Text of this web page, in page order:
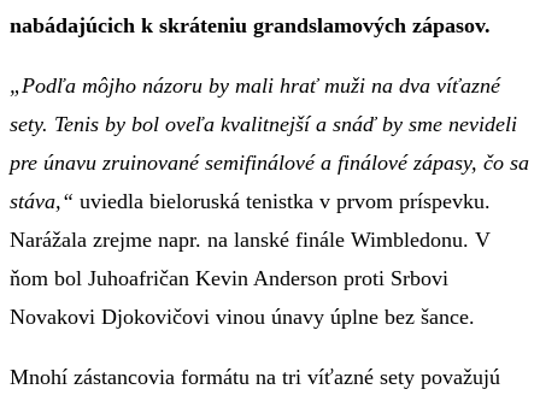
nabádajúcich k skráteniu grandslamových zápasov.
„Podľa môjho názoru by mali hrať muži na dva víťazné
sety. Tenis by bol oveľa kvalitnejší a snáď by sme nevideli
pre únavu zruinované semifinálové a finálové zápasy, čo sa
stáva,“ uviedla bieloruská tenistka v prvom príspevku.
Narážala zrejme napr. na lanské finále Wimbledonu. V
ňom bol Juhoafričan Kevin Anderson proti Srbovi
Novakovi Djokovičovi vinou únavy úplne bez šance.
Mnohí zástancovia formátu na tri víťazné sety považujú